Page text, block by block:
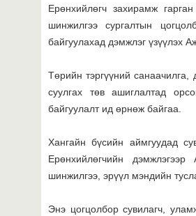
Ерөнхийлөгч захирамж
шинжилгээ сургалтын
байгуулахад дэмжлэг үзүүлэх
Төрийн тэргүүний
суулгах төв ашиглалтад
байгуулалт ид өрнөж байгаа.
Хангайн бүсийн аймгуудад
Ерөнхийлөгчийн
шинжилгээ, эрүүл мэндийн
Энэ цогцолбор сувилагч,